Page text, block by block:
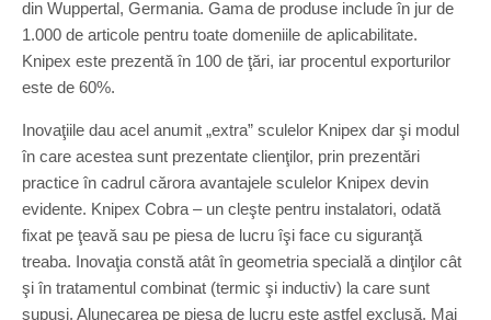
din Wuppertal, Germania. Gama de produse include în jur de
1.000 de articole pentru toate domeniile de aplicabilitate.
Knipex este prezentă în 100 de ţări, iar procentul exporturilor
este de 60%.
Inovaţiile dau acel anumit „extra” sculelor Knipex dar şi modul
în care acestea sunt prezentate clienţilor, prin prezentări
practice în cadrul cărora avantajele sculelor Knipex devin
evidente. Knipex Cobra – un cleşte pentru instalatori, odată
fixat pe ţeavă sau pe piesa de lucru îşi face cu siguranţă
treaba. Inovaţia constă atât în geometria specială a dinţilor cât
şi în tratamentul combinat (termic şi inductiv) la care sunt
supuşi. Alunecarea pe piesa de lucru este astfel exclusă. Mai